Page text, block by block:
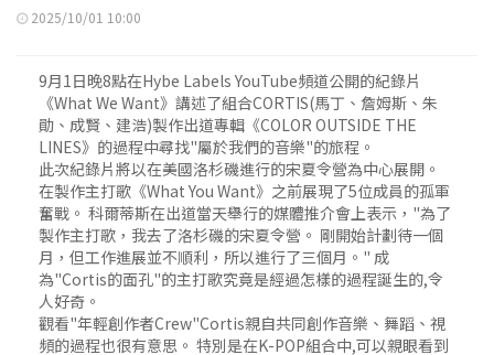
2025/10/01 10:00
9月1日晚8點在Hybe Labels YouTube頻道公開的紀錄片
《What We Want》講述了組合CORTIS(馬丁、詹姆斯、朱
勛、成賢、建浩)製作出道專輯《COLOR OUTSIDE THE
LINES》的過程中尋找"屬於我們的音樂"的旅程。
此次紀錄片將以在美國洛杉磯進行的宋夏令營為中心展開。
在製作主打歌《What You Want》之前展現了5位成員的孤軍
奮戰。 科爾蒂斯在出道當天舉行的媒體推介會上表示，"為了
製作主打歌，我去了洛杉磯的宋夏令營。 剛開始計劃待一個
月，但工作進展並不順利，所以進行了三個月。" 成
為"Cortis的面孔"的主打歌究竟是經過怎樣的過程誕生的,令
人好奇。
觀看"年輕創作者Crew"Cortis親自共同創作音樂、舞蹈、視
頻的過程也很有意思。 特別是在K-POP組合中,可以親眼看到